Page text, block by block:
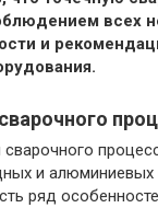
всех
и
и алюминиевых
ряд